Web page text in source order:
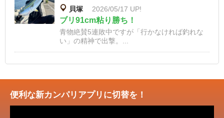
貝塚 2026/05/17 UP!
ブリ91cm粘り勝ち！
青物絶賛5連敗中ですが「行かなければ釣れな
い」の精神で出撃。...
便利な新カンパリアプリに切替を！